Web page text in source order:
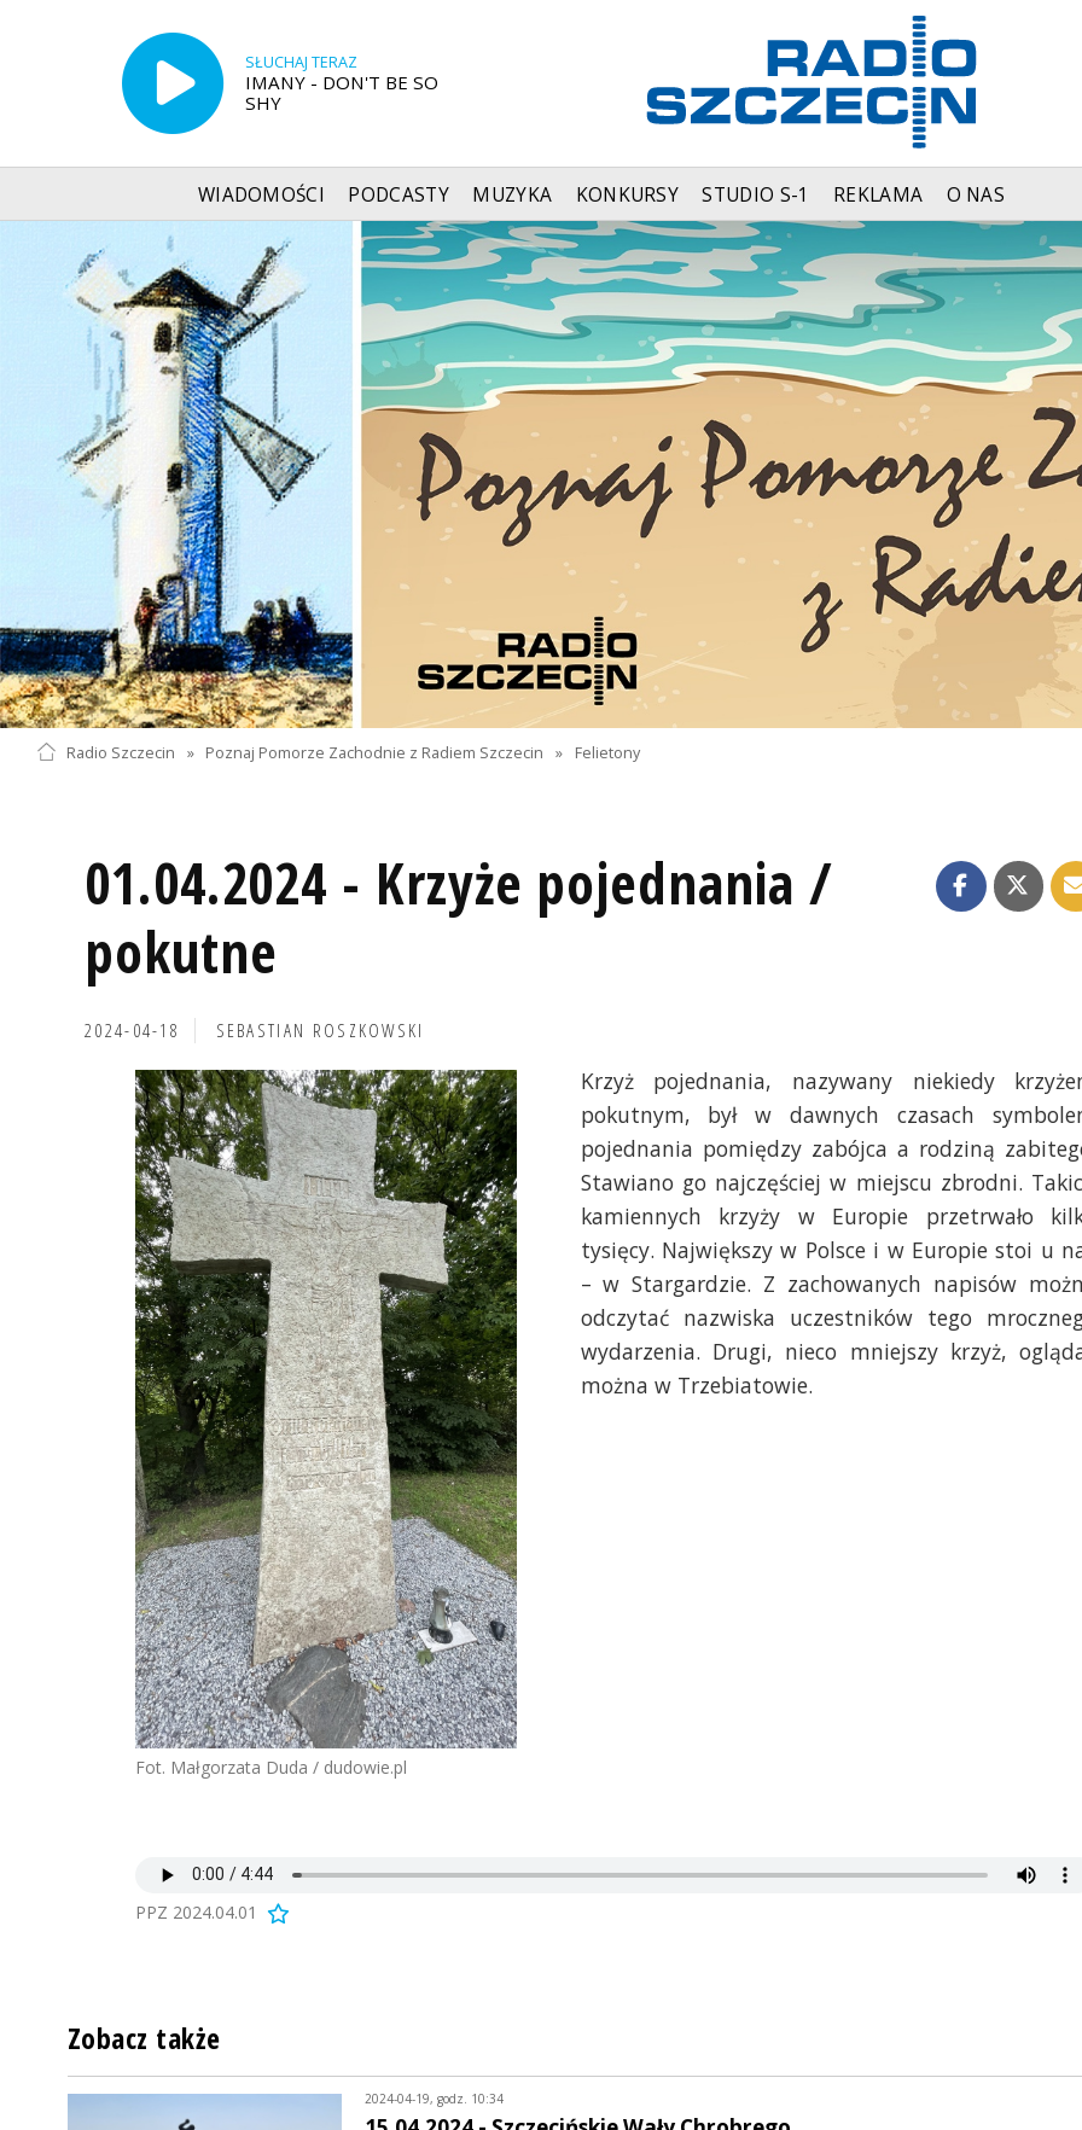
SŁUCHAJ TERAZ
IMANY - DON'T BE SO
SHY
WIADOMOŚCI PODCASTY MUZYKA KONKURSY STUDIO S-1 REKLAMA O NAS
Radio Szczecin » Poznaj Pomorze Zachodnie z Radiem Szczecin » Felietony
01.04.2024 - Krzyże pojednania /
pokutne
2024-04-18 SEBASTIAN ROSZKOWSKI
Fot. Małgorzata Duda / dudowie.pl
Krzyż pojednania, nazywany niekiedy
pokutnym, był w dawnych czasach
pojednania pomiędzy zabójca a rodziną
Stawiano go najczęściej w miejscu zbrodni.
kamiennych krzyży w Europie przetrwało
tysięcy. Największy w Polsce i w Europie stoi u
– w Stargardzie. Z zachowanych napisów
odczytać nazwiska uczestników tego
wydarzenia. Drugi, nieco mniejszy krzyż,
można w Trzebiatowie.
PPZ 2024.04.01
Zobacz także
2024-04-19, godz. 10:34